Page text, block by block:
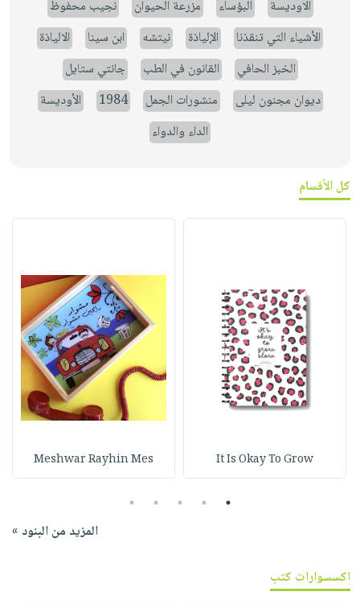
الاوديسة البؤساء مزرعة الحيوان
نجيب محفوظ
الأشياء التي تنقذنا
الإلياذة نيتشه ابن سينا
الالياذة
الخبز الحافي
القانون في الطب
جانتي ستايل
ديوان مجنون ليلى
منشورات الجمل 1984
الأوديسة
الداء والدواء
كل الأقسام
It Is Okay To Grow
Meshwar Rayhin Mes
1
2
3
4
5
المزيد من البنود »
اكسسوارات كتب